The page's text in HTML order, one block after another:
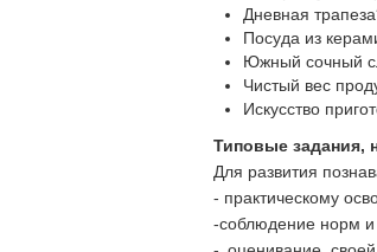
Дневная
Посуда из
Южный сочный
Чистый вес
Искусство
Типовые задания,
Для развития
- практическому
-соблюдение норм и